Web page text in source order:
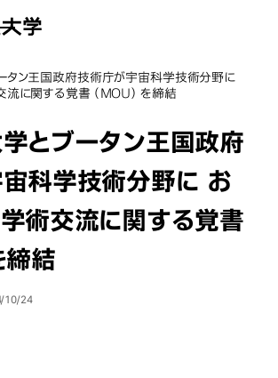
Menu
タン王国政府技術庁が宇宙科学技術分野に
流に関する覚書（MOU）を締結
とブータン王国政府
科学技術分野に お
術交流に関する覚書
締結
10/24